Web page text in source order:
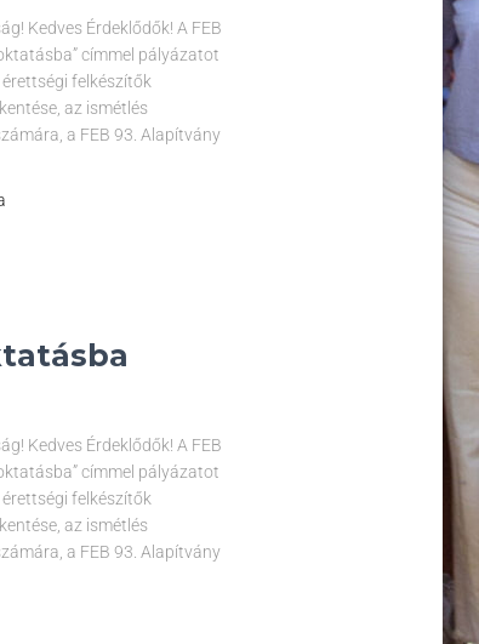
Kedves Érdeklődők! A FEB
címmel pályázatot
felkészítők
az ismétlés
a FEB 93. Alapítvány
Kedves Érdeklődők! A FEB
címmel pályázatot
felkészítők
az ismétlés
a FEB 93. Alapítvány